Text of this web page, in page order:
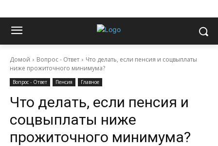
Домой Вопрос - Ответ
Что делать, если пенсия и соцвыплаты
ниже прожиточного минимума?
Вопрос - Ответ Пенсия Главное
Что делать, если пенсия и
соцвыплаты ниже
прожиточного минимума?